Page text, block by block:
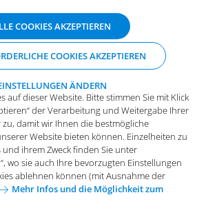
Datenschutz
Einkaufsbedingungen
Arvato Systems Kontakt
auf dieser Website. Bitte stimmen Sie mit Klick
der Verarbeitung und Weitergabe Ihrer
damit wir Ihnen die bestmögliche
Website bieten können. Einzelheiten zu
ihrem Zweck finden Sie unter
wo sie auch Ihre bevorzugten Einstellungen
ablehnen können (mit Ausnahme der
Mehr Infos und die Möglichkeit zum
COOKIES AKZEPTIEREN
COOKIES AKZEPTIEREN
ÄNDERN
auf dieser Website. Bitte stimmen Sie mit Klick
der Verarbeitung und Weitergabe Ihrer
zu, damit wir Ihnen die bestmögliche
Website bieten können. Einzelheiten zu
und ihrem Zweck finden Sie unter
wo sie auch Ihre bevorzugten Einstellungen
ablehnen können (mit Ausnahme der
Mehr Infos und die Möglichkeit zum
Cookies
sind essenziell wichtig für die einwandfreie
Website.
Cookies